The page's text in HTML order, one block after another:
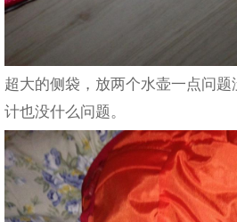
超大的侧袋，放两个水壶一点问
计也没什么问题。